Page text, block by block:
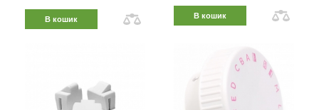
В кошик В кошик